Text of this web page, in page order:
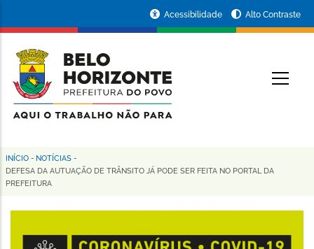
conteúdo
principal
da
Prefeitura
de
Horizonte
Acessibilidade Alto Contraste
Trilha
de
navegação
INÍCIO - NOTÍCIAS -
DEFESA DA AUTUAÇÃO DE TRÂNSITO JÁ PODE SER FEITA NO PORTAL DA
PREFEITURA